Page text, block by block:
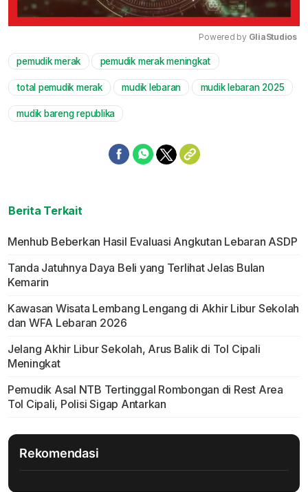
Powered by GliaStudios
pemudik merak pemudik merak meningkat
total pemudik merak mudik lebaran mudik lebaran 2025
mudik bareng republika
Berita Terkait
Menhub Beberkan Hasil Evaluasi Angkutan Lebaran ASDP
Tanda Jatuhnya Daya Beli yang Terlihat Jelas Bulan
Kemarin
Kawasan Wisata Lembang Lengang di Akhir Libur Sekolah
dan WFA Lebaran 2026
Jelang Akhir Libur Sekolah, Arus Balik di Tol Cipali
Meningkat
Pemudik Asal NTB Tertinggal Rombongan di Rest Area
Tol Cipali, Polisi Sigap Antarkan
Rekomendasi